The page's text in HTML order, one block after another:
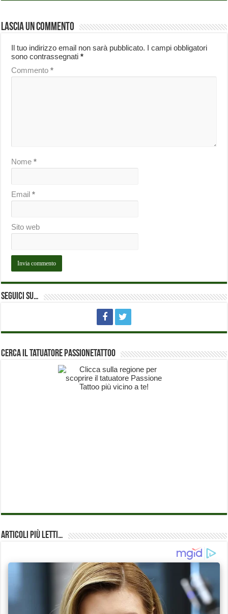
Lascia un commento
Il tuo indirizzo email non sarà pubblicato. I campi obbligatori
sono contrassegnati*
Commento*
Nome*
Email*
Sito web
Seguici su…
Cerca il Tatuatore PassioneTattoo
Articoli più Letti…